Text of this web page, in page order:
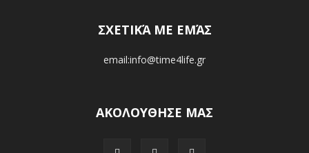
ΣΧΕΤΙΚΆ ΜΕ ΕΜΆΣ
email:info@time4life.gr
ΑΚΟΛΟΥΘΗΣΕ ΜΑΣ